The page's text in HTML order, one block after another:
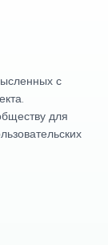
с
для